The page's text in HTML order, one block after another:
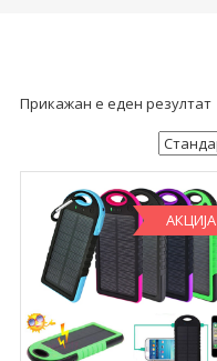
Прикажан е еден резултат
АКЦИЈА